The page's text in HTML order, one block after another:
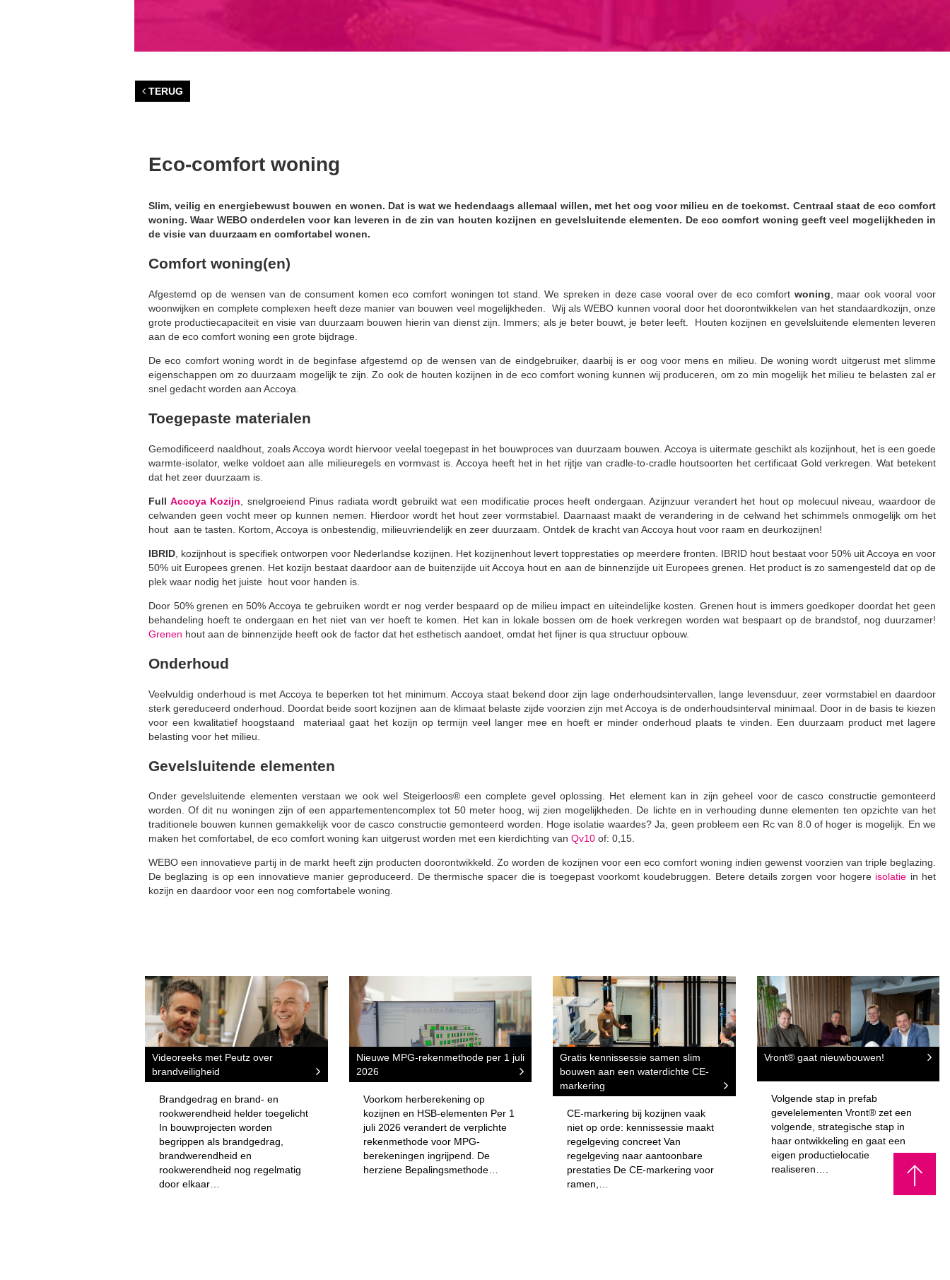
TERUG
Eco-comfort woning
Slim, veilig en energiebewust bouwen en wonen. Dat is wat we hedendaags allemaal willen, met het oog voor milieu en de toekomst. Centraal staat de eco comfort
woning. Waar WEBO onderdelen voor kan leveren in de zin van houten kozijnen en gevelsluitende elementen. De eco comfort woning geeft veel mogelijkheden in
de visie van duurzaam en comfortabel wonen.
Comfort woning(en)
Afgestemd op de wensen van de consument komen eco comfort woningen tot stand. We spreken in deze case vooral over de eco comfort woning , maar ook vooral voor
woonwijken en complete complexen heeft deze manier van bouwen veel mogelijkheden. Wij als WEBO kunnen vooral door het doorontwikkelen van het standaardkozijn, onze
grote productiecapaciteit en visie van duurzaam bouwen hierin van dienst zijn. Immers; als je beter bouwt, je beter leeft. Houten kozijnen en gevelsluitende elementen leveren
aan de eco comfort woning een grote bijdrage.
De eco comfort woning wordt in de beginfase afgestemd op de wensen van de eindgebruiker, daarbij is er oog voor mens en milieu. De woning wordt uitgerust met slimme
eigenschappen om zo duurzaam mogelijk te zijn. Zo ook de houten kozijnen in de eco comfort woning kunnen wij produceren, om zo min mogelijk het milieu te belasten zal er
snel gedacht worden aan Accoya.
Toegepaste materialen
Gemodificeerd naaldhout, zoals Accoya wordt hiervoor veelal toegepast in het bouwproces van duurzaam bouwen. Accoya is uitermate geschikt als kozijnhout, het is een goede
warmte-isolator, welke voldoet aan alle milieuregels en vormvast is. Accoya heeft het in het rijtje van cradle-to-cradle houtsoorten het certificaat Gold verkregen. Wat betekent
dat het zeer duurzaam is.
Full Accoya Kozijn , snelgroeiend Pinus radiata wordt gebruikt wat een modificatie proces heeft ondergaan. Azijnzuur verandert het hout op molecuul niveau, waardoor de
celwanden geen vocht meer op kunnen nemen. Hierdoor wordt het hout zeer vormstabiel. Daarnaast maakt de verandering in de celwand het schimmels onmogelijk om het
hout aan te tasten. Kortom, Accoya is onbestendig, milieuvriendelijk en zeer duurzaam. Ontdek de kracht van Accoya hout voor raam en deurkozijnen!
IBRID , kozijnhout is specifiek ontworpen voor Nederlandse kozijnen. Het kozijnenhout levert topprestaties op meerdere fronten. IBRID hout bestaat voor 50% uit Accoya en voor
50% uit Europees grenen. Het kozijn bestaat daardoor aan de buitenzijde uit Accoya hout en aan de binnenzijde uit Europees grenen. Het product is zo samengesteld dat op de
plek waar nodig het juiste hout voor handen is.
Door 50% grenen en 50% Accoya te gebruiken wordt er nog verder bespaard op de milieu impact en uiteindelijke kosten. Grenen hout is immers goedkoper doordat het geen
behandeling hoeft te ondergaan en het niet van ver hoeft te komen. Het kan in lokale bossen om de hoek verkregen worden wat bespaart op de brandstof, nog duurzamer!
Grenen hout aan de binnenzijde heeft ook de factor dat het esthetisch aandoet, omdat het fijner is qua structuur opbouw.
Onderhoud
Veelvuldig onderhoud is met Accoya te beperken tot het minimum. Accoya staat bekend door zijn lage onderhoudsintervallen, lange levensduur, zeer vormstabiel en daardoor
sterk gereduceerd onderhoud. Doordat beide soort kozijnen aan de klimaat belaste zijde voorzien zijn met Accoya is de onderhoudsinterval minimaal. Door in de basis te kiezen
voor een kwalitatief hoogstaand materiaal gaat het kozijn op termijn veel langer mee en hoeft er minder onderhoud plaats te vinden. Een duurzaam product met lagere
belasting voor het milieu.
Gevelsluitende elementen
Onder gevelsluitende elementen verstaan we ook wel Steigerloos® een complete gevel oplossing. Het element kan in zijn geheel voor de casco constructie gemonteerd
worden. Of dit nu woningen zijn of een appartementencomplex tot 50 meter hoog, wij zien mogelijkheden. De lichte en in verhouding dunne elementen ten opzichte van het
traditionele bouwen kunnen gemakkelijk voor de casco constructie gemonteerd worden. Hoge isolatie waardes? Ja, geen probleem een Rc van 8.0 of hoger is mogelijk. En we
maken het comfortabel, de eco comfort woning kan uitgerust worden met een kierdichting van Qv10 of: 0,15.
WEBO een innovatieve partij in de markt heeft zijn producten doorontwikkeld. Zo worden de kozijnen voor een eco comfort woning indien gewenst voorzien van triple beglazing.
De beglazing is op een innovatieve manier geproduceerd. De thermische spacer die is toegepast voorkomt koudebruggen. Betere details zorgen voor hogere isolatie in het
kozijn en daardoor voor een nog comfortabele woning.
Videoreeks met Peutz over
brandveiligheid
Brandgedrag en brand- en
rookwerendheid helder toegelicht
In bouwprojecten worden
begrippen als brandgedrag,
brandwerendheid en
rookwerendheid nog regelmatig
door elkaar…
Nieuwe MPG-rekenmethode per 1 juli
2026
Voorkom herberekening op
kozijnen en HSB-elementen Per 1
juli 2026 verandert de verplichte
rekenmethode voor MPG-
berekeningen ingrijpend. De
herziene Bepalingsmethode…
Gratis kennissessie samen slim
bouwen aan een waterdichte CE-
markering
CE-markering bij kozijnen vaak
niet op orde: kennissessie maakt
regelgeving concreet Van
regelgeving naar aantoonbare
prestaties De CE-markering voor
ramen,…
Vront® gaat nieuwbouwen!
Volgende stap in prefab
gevelelementen Vront® zet een
volgende, strategische stap in
haar ontwikkeling en gaat een
eigen productielocatie
realiseren….